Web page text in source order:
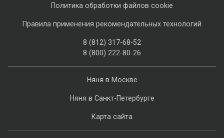
Няня в Москве
Няня в Санкт-Петербурге
Карта сайта
Политика обработки файлов cookie
Правила применения рекомендательных технологий
8 (812) 317-68-52
8 (800) 222-80-26